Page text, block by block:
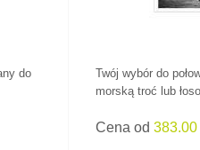
do
Twój wybór do
morską troć lub
Cena od 383.00